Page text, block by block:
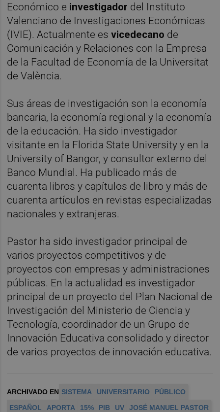
Económico e investigador del Instituto
Valenciano de Investigaciones Económicas
(IVIE). Actualmente esvicedecano de
Comunicación y Relaciones con la Empresa
de la Facultad de Economía de la Universitat
de València.
Sus áreas de investigación son la economía
bancaria, la economía regional y la economía
de la educación. Ha sido investigador
visitante en la Florida State University y en la
University of Bangor, y consultor externo del
Banco Mundial. Ha publicado más de
cuarenta libros y capítulos de libro y más de
cuarenta artículos en revistas especializadas
nacionales y extranjeras.
Pastor ha sido investigador principal de
varios proyectos competitivos y de
proyectos con empresas y administraciones
públicas. En la actualidad es investigador
principal de un proyecto del Plan Nacional de
Investigación del Ministerio de Ciencia y
Tecnología, coordinador de un Grupo de
Innovación Educativa consolidado y director
de varios proyectos de innovación educativa.
ARCHIVADO EN SISTEMA UNIVERSITARIO
PÚBLICO
ESPAÑOL
APORTA 15% PIB UV JOSÉ MANUEL PASTOR